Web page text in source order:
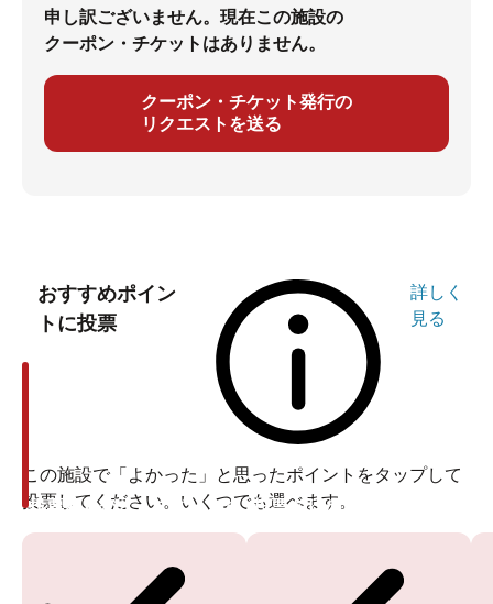
申し訳ございません。現在この施設の
クーポン・チケットはありません。
クーポン・チケット発行の
リクエストを送る
おすすめポイン
トに投票
詳しく
見る
この施設で「よかった」と思ったポイントをタップして
投票してください。いくつでも選べます。
投票ありがとうございます 投票ありがとうございます